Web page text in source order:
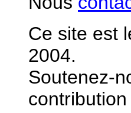
Ce site est
2004.
Soutenez-